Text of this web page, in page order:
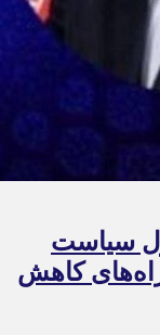
سیاست
کاهش